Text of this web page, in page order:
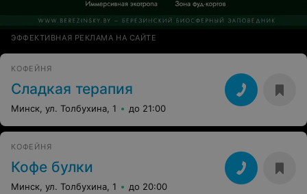
ЭФФЕКТИВНАЯ РЕКЛАМА НА САЙТЕ
КОФЕЙНЯ
Сладкая терапия
Минск, ул. Толбухина, 1 до 21:00
КОФЕЙНЯ
Кофе булки
Минск, ул. Толбухина, 1 до 20:00